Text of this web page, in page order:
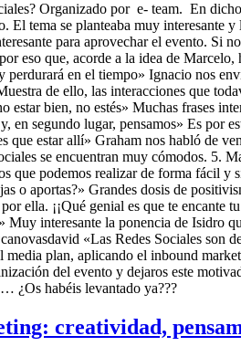
Organizado por e- team. En
tema se planteaba muy interesante
para aprovechar el evento. Si
eso que, acorde a la idea de
en el tiempo» Ignacio nos
de ello, las interacciones que
bien, no estés» Muchas frases
segundo lugar, pensamos» Es por
estar allí» Graham nos habló de
se encuentran muy cómodos.
podemos realizar de forma fácil
o aportas?» Grandes dosis de
ella. ¡¡Qué genial es que te
interesante la ponencia de Isidro
«Las Redes Sociales son
plan, aplicando el inbound
del evento y dejaros este
¿Os habéis levantado ya???
creatividad,